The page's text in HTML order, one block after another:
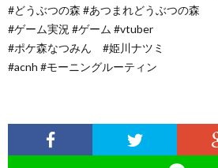
#どうぶつの森 #あつまれどうぶつの森
#ゲーム実況 #ゲーム #vtuber
#ポケ森なつみん #姫川ナツミ
#acnh #モーニングルーティン